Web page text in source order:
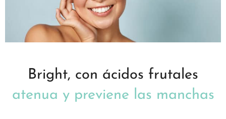
Bright, con ácidos frutales
atenua y previene las manchas